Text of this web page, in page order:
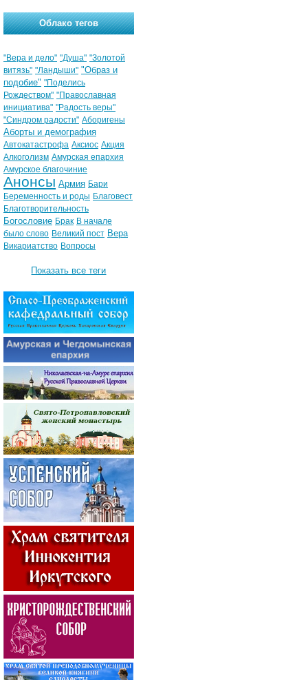
Облако тегов
"Вера и дело" "Душа" "Золотой
витязь" "Ландыши" "Образ и
подобие" "Поделись
Рождеством" "Православная
инициатива" "Радость веры"
"Синдром радости" Аборигены
Аборты и демография
Автокатастрофа Аксиос Акция
Алкоголизм Амурская епархия
Амурское благочиние
Анонсы Армия Бари
Беременность и роды Благовест
Благотворительность
Богословие Брак В начале
было слово Великий пост Вера
Викариатство Вопросы
Показать все теги